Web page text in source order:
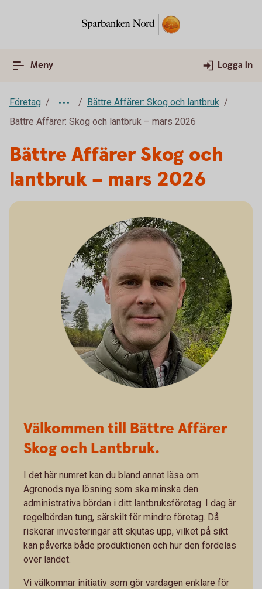
Meny Logga in
Företag
Bättre Affärer: Skog och lantbruk
Bättre Affärer: Skog och lantbruk – mars 2026
Bättre Affärer Skog och
lantbruk – mars 2026
Välkommen till Bättre Affärer
Skog och Lantbruk.
I det här numret kan du bland annat läsa om
Agronods nya lösning som ska minska den
administrativa bördan i ditt lantbruksföretag. I dag är
regelbördan tung, särskilt för mindre företag. Då
riskerar investeringar att skjutas upp, vilket på sikt
kan påverka både produktionen och hur den fördelas
över landet.
Vi välkomnar initiativ som gör vardagen enklare för